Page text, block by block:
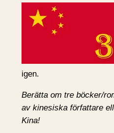
igen.
Berätta om tre böcker/
av kinesiska författare
Kina!